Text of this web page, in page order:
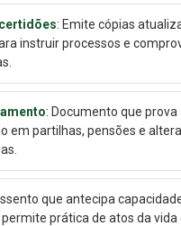
: Emite cópias
instruir processos e
: Documento que prova
em partilhas, pensões e
que antecipa
prática de atos da vida